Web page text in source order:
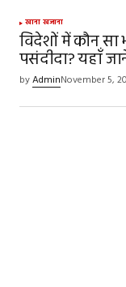
Your E-mail*
browser
खाना खजाना
विदेशों में कौन
पसंदीदा? यहाँ
byAdminNovember 5,